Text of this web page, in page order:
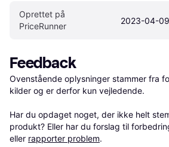
Oprettet på
PriceRunner
2023-04-09
Feedback
Ovenstående oplysninger stammer fra
kilder og er derfor kun vejledende.
Har du opdaget noget, der ikke helt
produkt? Eller har du forslag til
eller rapporter problem.